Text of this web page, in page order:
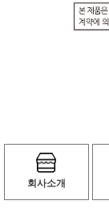
회사소개